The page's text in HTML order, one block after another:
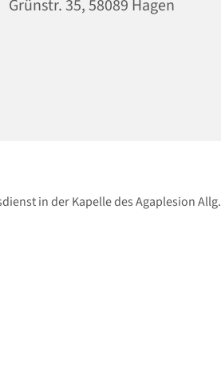
Grünstr. 35, 58089 Hagen
in der Kapelle des Agaplesion Allg.